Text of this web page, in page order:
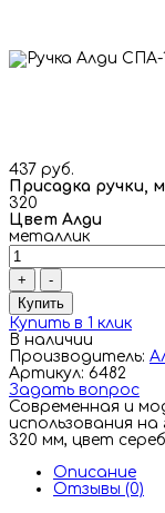
437 руб.
Присадка ручки,
320
Цвет Алди
металлик
+
-
Купить
Купить в 1 клик
В наличии
Производитель:
Артикул: 6482
Задать вопрос
Современная и
использования
320 мм, цвет
Описание
Отзывы (0)